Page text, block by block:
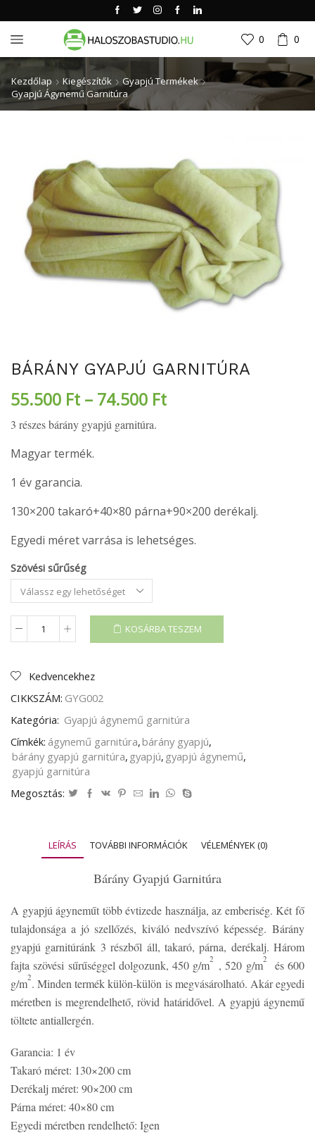
0 0
Kezdőlap Kiegészítők
Gyapjú Termékek
Gyapjú Ágynemű Garnitúra
BÁRÁNY GYAPJÚ GARNITÚRA
55.500 Ft – 74.500 Ft
3 részes bárány gyapjú garnitúra.
Magyar termék.
1 év garancia.
130×200 takaró+40×80 párna+90×200 derékalj.
Egyedi méret varrása is lehetséges.
Szövési sűrűség
BÁRÁNY
mennyiség
KOSÁRBA TESZEM
Kedvencekhez
CIKKSZÁM: GYG002
Kategória: Gyapjú ágynemű garnitúra
Címkék: ágynemű garnitúra,bárány gyapjú,
bárány gyapjú garnitúra, gyapjú, gyapjú ágynemű,
gyapjú garnitúra
Megosztás:
LEÍRÁS TOVÁBBI INFORMÁCIÓK VÉLEMÉNYEK (0)
Bárány Gyapjú Garnitúra
A gyapjú ágyneműt több évtizede használja, az emberiség. Két fő
tulajdonsága a jó szellőzés, kiváló nedvszívó képesség. Bárány
gyapjú garnitúránk 3 részből áll, takaró, párna, derékalj. Három
fajta szövési sűrűséggel dolgozunk, 450 g/m2 , 520 g/m2 és 600
g/m2. Minden termék külön-külön is megvásárolható. Akár egyedi
méretben is megrendelhető, rövid határidővel. A gyapjú ágynemű
töltete antiallergén.
Garancia: 1 év
Takaró méret: 130×200 cm
Derékalj méret: 90×200 cm
Párna méret: 40×80 cm
Egyedi méretben rendelhető: Igen